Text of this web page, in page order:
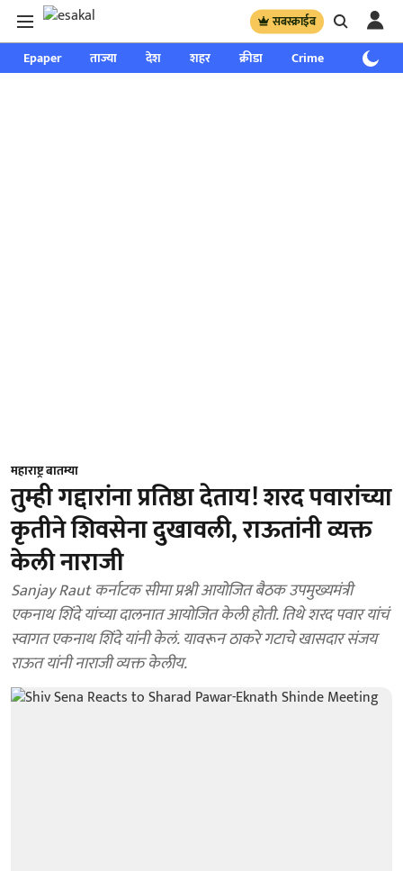
सबस्क्राईब
Epaper ताज्या देश शहर क्रीडा Crime साप्ताहिक
महाराष्ट्र बातम्या
तुम्ही गद्दारांना प्रतिष्ठा देताय! शरद पवारांच्या
कृतीने शिवसेना दुखावली, राऊतांनी व्यक्त
केली नाराजी
Sanjay Raut कर्नाटक सीमा प्रश्नी आयोजित बैठक उपमुख्यमंत्री
एकनाथ शिंदे यांच्या दालनात आयोजित केली होती. तिथे शरद पवार यांचं
स्वागत एकनाथ शिंदे यांनी केलं. यावरून ठाकरे गटाचे खासदार संजय
राऊत यांनी नाराजी व्यक्त केलीय.